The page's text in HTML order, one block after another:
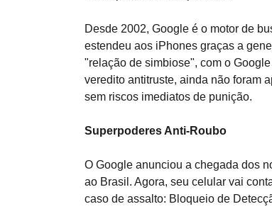
Desde 2002, Google é o motor de
estendeu aos iPhones graças a
"relação de simbiose", com o
veredito antitruste, ainda não foram
sem riscos imediatos de punição.
Superpoderes Anti-Roubo
O Google anunciou a chegada dos
ao Brasil. Agora, seu celular vai
caso de assalto: Bloqueio de